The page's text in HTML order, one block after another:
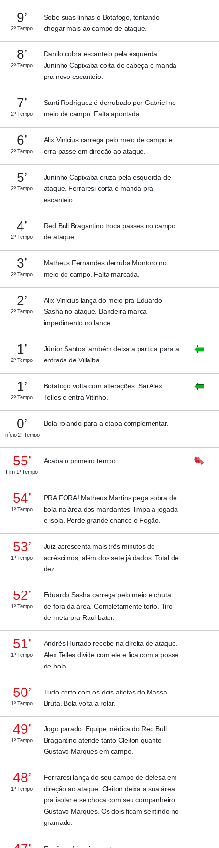
9’
2º Tempo
Sobe suas linhas o Botafogo, tentando
chegar mais ao campo de ataque.
8’
2º Tempo
Danilo cobra escanteio pela esquerda.
Juninho Capixaba corta de cabeça e manda
pra novo escanteio.
7’
2º Tempo
Santi Rodríguez é derrubado por Gabriel no
meio de campo. Falta apontada.
6’
2º Tempo
Alix Vinicius carrega pelo meio de campo e
erra passe em direção ao ataque.
5’
2º Tempo
Juninho Capixaba cruza pela esquerda de
ataque. Ferraresi corta e manda pra
escanteio.
4’
2º Tempo
Red Bull Bragantino troca passes no campo
de ataque.
3’
2º Tempo
Matheus Fernandes derruba Montoro no
meio de campo. Falta marcada.
2’
2º Tempo
Alix Vinicius lança do meio pra Eduardo
Sasha no ataque. Bandeira marca
impedimento no lance.
1’
2º Tempo
Júnior Santos também deixa a partida para a
entrada de Villalba.
1’
2º Tempo
Botafogo volta com alterações. Sai Alex
Telles e entra Vitinho.
0’
Início 2º Tempo
Bola rolando para a etapa complementar.
55’
Fim 1º Tempo
Acaba o primeiro tempo.
54’
1º Tempo
PRA FORA! Matheus Martins pega sobra de
bola na área dos mandantes, limpa a jogada
e isola. Perde grande chance o Fogão.
53’
1º Tempo
Juiz acrescenta mais três minutos de
acréscimos, além dos sete já dados. Total de
dez.
52’
1º Tempo
Eduardo Sasha carrega pelo meio e chuta
de fora da área. Completamente torto. Tiro
de meta pra Raul bater.
51’
1º Tempo
Andrés Hurtado recebe na direita de ataque.
Alex Telles divide com ele e fica com a posse
de bola.
50’
1º Tempo
Tudo certo com os dois atletas do Massa
Bruta. Bola volta a rolar.
49’
1º Tempo
Jogo parado. Equipe médica do Red Bull
Bragantino atende tanto Cleiton quanto
Gustavo Marques em campo.
48’
1º Tempo
Ferraresi lança do seu campo de defesa em
direção ao ataque. Cleiton deixa a sua área
pra isolar e se choca com seu companheiro
Gustavo Marques. Os dois ficam sentindo no
gramado.